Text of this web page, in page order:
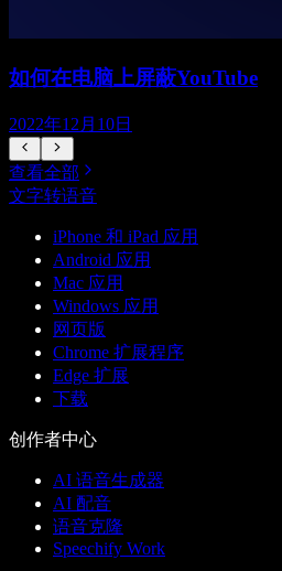
如何在电脑上屏蔽YouTube
2022年12月10日
查看全部
文字转语音
iPhone 和 iPad 应用
Android 应用
Mac 应用
Windows 应用
网页版
Chrome 扩展程序
Edge 扩展
下载
创作者中心
AI 语音生成器
AI 配音
语音克隆
Speechify Work